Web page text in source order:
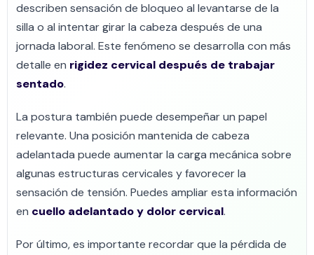
describen sensación de bloqueo al levantarse de la
silla o al intentar girar la cabeza después de una
jornada laboral. Este fenómeno se desarrolla con más
detalle en rigidez cervical después de trabajar
sentado.
La postura también puede desempeñar un papel
relevante. Una posición mantenida de cabeza
adelantada puede aumentar la carga mecánica sobre
algunas estructuras cervicales y favorecer la
sensación de tensión. Puedes ampliar esta información
en cuello adelantado y dolor cervical.
Por último, es importante recordar que la pérdida de